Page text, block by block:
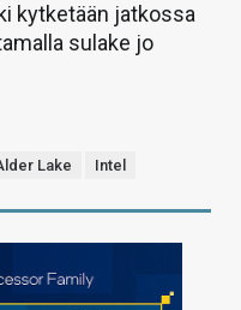
kytketään jatkossa
sulake jo
Lake Intel